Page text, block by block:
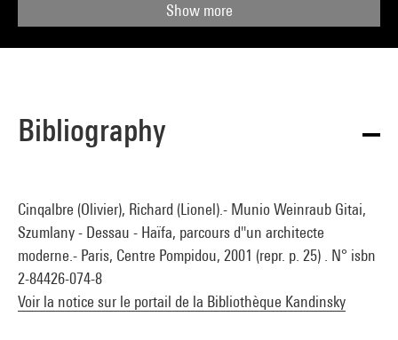
Show more
Bibliography
Cinqalbre (Olivier), Richard (Lionel).- Munio Weinraub Gitai,
Szumlany - Dessau - Haïfa, parcours d''un architecte
moderne.- Paris, Centre Pompidou, 2001 (repr. p. 25) . N° isbn
2-84426-074-8
Voir la notice sur le portail de la Bibliothèque Kandinsky